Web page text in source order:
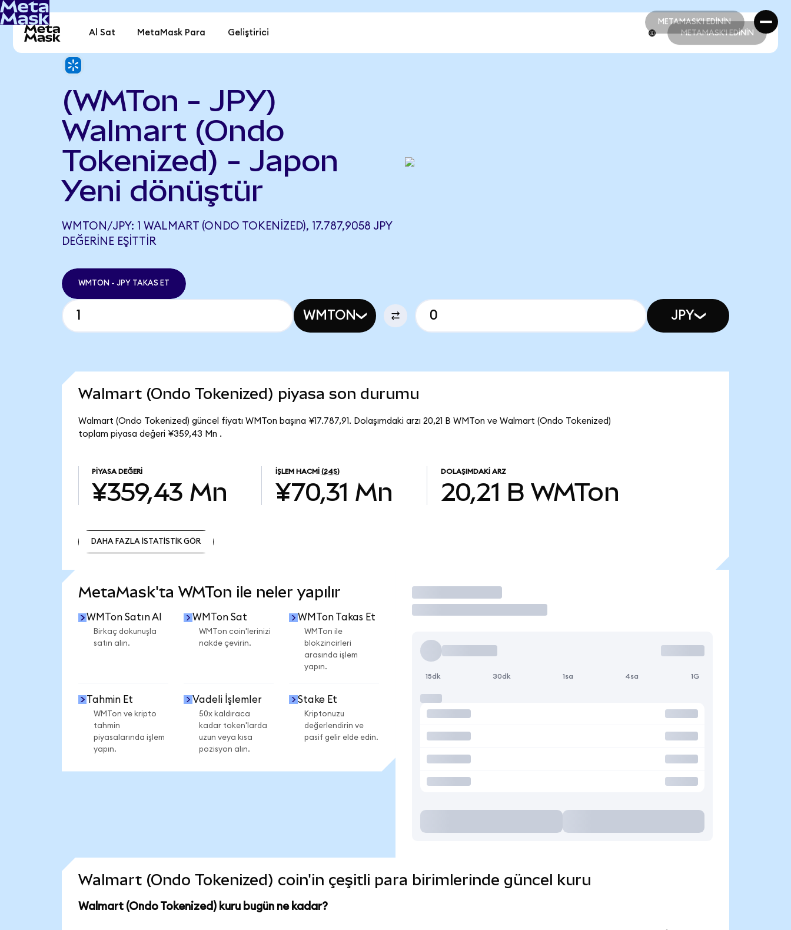
METAMASK'I EDİNİN
METAMASK'I EDİNİN
Al Sat MetaMask Para Geliştirici METAMASK'I EDİNİN
(WMTon - JPY)
Walmart (Ondo
Tokenized) - Japon
Yeni dönüştür
WMTON/JPY: 1 WALMART (ONDO TOKENIZED), 17.787,9058 JPY
DEĞERINE EŞITTIR
WMTON - JPY TAKAS ET
WMTON JPY
Walmart (Ondo Tokenized) piyasa son durumu
Walmart (Ondo Tokenized) güncel fiyatı WMTon başına ¥17.787,91. Dolaşımdaki arzı 20,21 B WMTon ve Walmart (Ondo Tokenized)
toplam piyasa değeri ¥359,43 Mn .
PIYASA DEĞERI
¥359,43 Mn
İŞLEM HACMI (24S)
¥70,31 Mn
DOLAŞIMDAKI ARZ
20,21 B WMTon
DAHA FAZLA İSTATİSTİK GÖR
MetaMask'ta WMTon ile neler yapılır
WMTon Satın Al
Birkaç dokunuşla
satın alın.
WMTon Sat
WMTon coin'lerinizi
nakde çevirin.
WMTon Takas Et
WMTon ile
blokzincirleri
arasında işlem
yapın.
Tahmin Et
WMTon ve kripto
tahmin
piyasalarında işlem
yapın.
Vadeli İşlemler
50x kaldıraca
kadar token'larda
uzun veya kısa
pozisyon alın.
Stake Et
Kriptonuzu
değerlendirin ve
pasif gelir elde edin.
İşlem Yap
15dk 30dk 1sa 4sa 1G
Walmart (Ondo Tokenized) coin'in çeşitli para birimlerinde güncel kuru
Walmart (Ondo Tokenized) kuru bugün ne kadar?